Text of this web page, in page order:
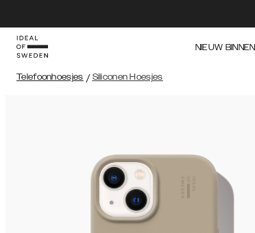
NIEUW BINNEN
Telefoonhoesjes / Siliconen Hoesjes